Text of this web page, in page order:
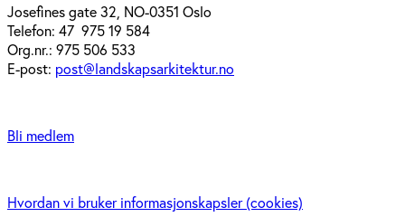
Josefines gate 32, NO-0351 Oslo
Telefon: 47 975 19 584
Org.nr.: 975 506 533
E-post: post@landskapsarkitektur.no
Bli medlem
Hvordan vi bruker informasjonskapsler (cookies)